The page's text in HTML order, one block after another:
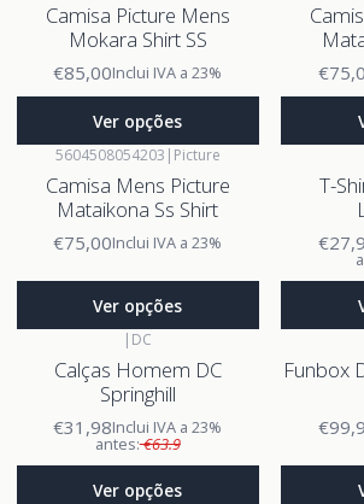
Camisa Picture Mens
Mokara Shirt SS
€85,00Inclui IVA a 23%
Ver opções
5604508054203 | Picture
Camisa Mens Picture
Mataikona Ss Shirt
€75,00Inclui IVA a 23%
Ver opções
T-
| DC
Calças Homem DC
Springhill
€31,98Inclui IVA a 23%
antes:€63.9
Ver opções
Funbox